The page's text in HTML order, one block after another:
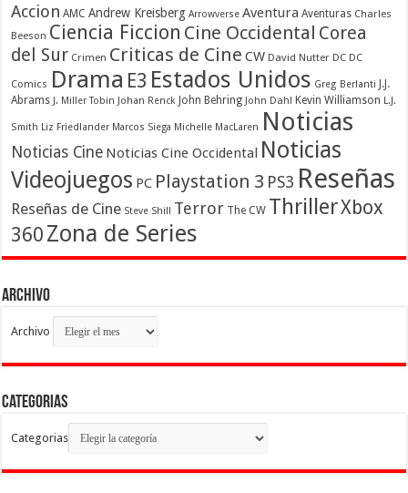
Accion AMC Andrew Kreisberg Arrowverse Aventura Aventuras Charles
Beeson Ciencia Ficcion Cine Occidental Corea
del Sur Crimen Criticas de Cine CW David Nutter DC DC
Comics Drama E3 Estados Unidos Greg Berlanti J.J.
Abrams J. Miller Tobin Johan Renck John Behring John Dahl Kevin Williamson L.J.
Smith Liz Friedlander Marcos Siega Michelle MacLaren Noticias
Noticias Cine Noticias Cine Occidental Noticias
Videojuegos PC Playstation 3 PS3 Reseñas
Reseñas de Cine Steve Shill Terror The CW ThrillerXbox
360 Zona de Series
Archivo
Archivo
Categorias
Categorias